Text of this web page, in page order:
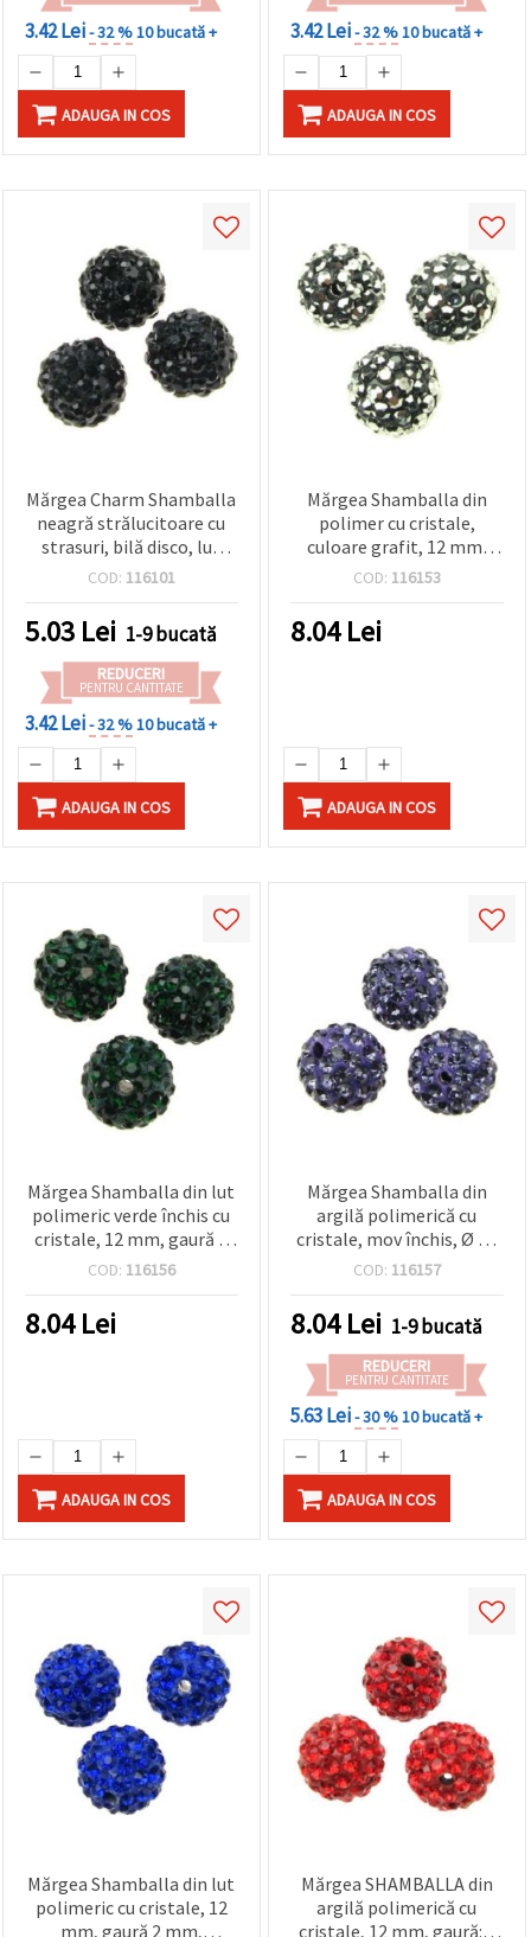
3.42 Lei- 32 %10 bucată +
ADAUGA IN COS
3.42 Lei- 32 %10 bucată +
ADAUGA IN COS
Mărgea Charm Shamballa
neagră strălucitoare cu
strasuri, bilă disco, lut
polimeric, vopsită, 10
COD: 116101
5.03 Lei 1-9 bucată
REDUCERI
PENTRU CANTITATE
3.42 Lei- 32 %10 bucată +
ADAUGA IN COS
Mărgea Shamballa din
polimer cu cristale,
culoare grafit, 12 mm,
gaură 2 mm – ideală
elegante și proiecte DIY &
craft
COD: 116153
8.04Lei
ADAUGA IN COS
Mărgea Shamballa din lut
polimeric verde închis cu
cristale, 12 mm, gaură 2
mm – perfectă pentru
proiecte DIY/handmade
COD: 116156
8.04Lei
ADAUGA IN COS
Mărgea Shamballa din
argilă polimerică cu
cristale, mov închis, Ø 12
mm, orificiu 2 mm –
accesorii și proiecte DIY,
hobby & craft
COD: 116157
8.04Lei 1-9 bucată
REDUCERI
PENTRU CANTITATE
5.63 Lei- 30 %10 bucată +
ADAUGA IN COS
Mărgea Shamballa din lut
polimeric cu cristale, 12
mm, gaură 2 mm,
Mărgea SHAMBALLA din
argilă polimerică cu
cristale, 12 mm, gaură: 2